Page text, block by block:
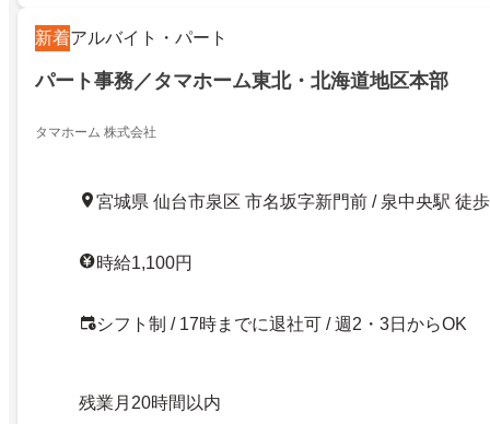
新着アルバイト・パート
パート事務／タマホーム東北・北海道地区本部
タマホーム 株式会社
宮城県 仙台市泉区 市名坂字新門前 / 泉中央駅 徒
時給1,100円
シフト制 / 17時までに退社可 / 週2・3日からOK
残業月20時間以内